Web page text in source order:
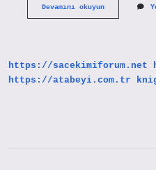
Devamını okuyunE
https://sacekimiforum.net
https://atabeyi.com.tr